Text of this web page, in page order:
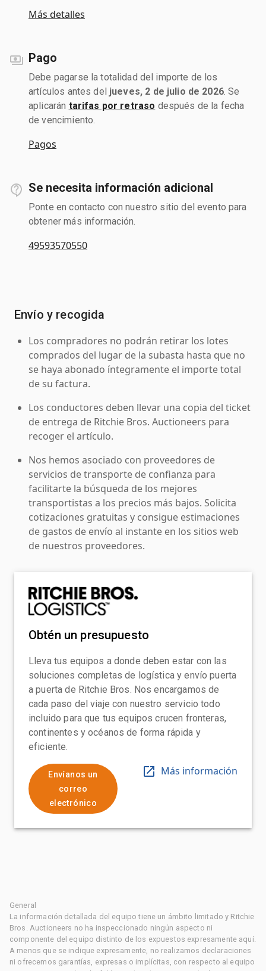
Más detalles
Pago
Debe pagarse la totalidad del importe de los
artículos antes del jueves, 2 de julio de 2026. Se
aplicarán tarifas por retraso después de la fecha
de vencimiento.
Pagos
Se necesita información adicional
Ponte en contacto con nuestro sitio del evento para
obtener más información.
49593570550
Envío y recogida
Los compradores no podrán retirar los lotes
comprados del lugar de la subasta hasta que no
se haya abonado íntegramente el importe total
de su factura.
Los conductores deben llevar una copia del ticket
de entrega de Ritchie Bros. Auctioneers para
recoger el artículo.
Nos hemos asociado con proveedores de
servicios de transporte de confianza para
facilitarte la búsqueda de los mejores
transportistas a los precios más bajos. Solicita
cotizaciones gratuitas y consigue estimaciones
de gastos de envío al instante en los sitios web
de nuestros proveedores.
Obtén un presupuesto
Lleva tus equipos a donde deben estar con las
soluciones completas de logística y envío puerta
a puerta de Ritchie Bros. Nos encargamos de
cada paso del viaje con nuestro servicio todo
incluido para que tus equipos crucen fronteras,
continentes y océanos de forma rápida y
eficiente.
Envíanos un
correo
electrónico
Más información
General
La información detallada del equipo tiene un ámbito limitado y Ritchie
Bros. Auctioneers no ha inspeccionado ningún aspecto ni
componente del equipo distinto de los expuestos expresamente aquí.
A menos que se indique expresamente, no realizamos declaraciones
ni ofrecemos garantías, expresas o implícitas, con respecto al equipo